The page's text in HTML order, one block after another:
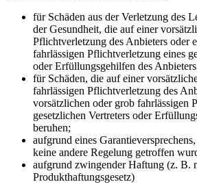
für Schäden aus der Verletzung des
der Gesundheit, die auf einer
Pflichtverletzung des Anbieters oder
fahrlässigen Pflichtverletzung eines
oder Erfüllungsgehilfen des
für Schäden, die auf einer
fahrlässigen Pflichtverletzung des
vorsätzlichen oder grob fahrlässigen
gesetzlichen Vertreters oder
beruhen;
aufgrund eines
keine andere Regelung getroffen
aufgrund zwingender Haftung (z. B.
Produkthaftungsgesetz)